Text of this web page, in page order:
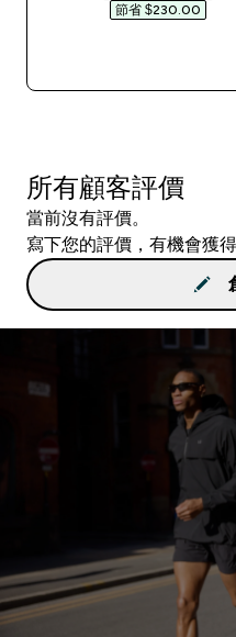
節省 $230.00‎
所有顧客評價
當前沒有評價。
寫下您的評價，有機會獲